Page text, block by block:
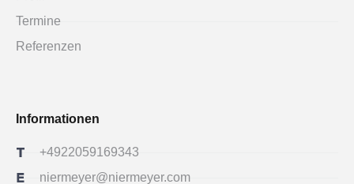
Termine
Referenzen
Informationen
+4922059169343
niermeyer@niermeyer.com